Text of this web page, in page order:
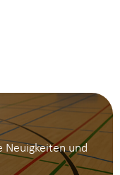
Neuigkeiten und